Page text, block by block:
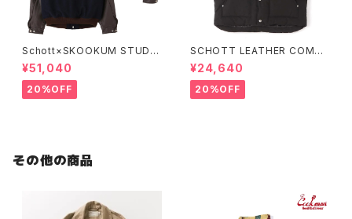
Schott×SKOOKUM STUDIU
M JACKET FINEST QUALIT
Y
¥51,040
20%OFF
SCHOTT LEATHER COMBI
DOWN VEST
¥24,640
20%OFF
その他の商品